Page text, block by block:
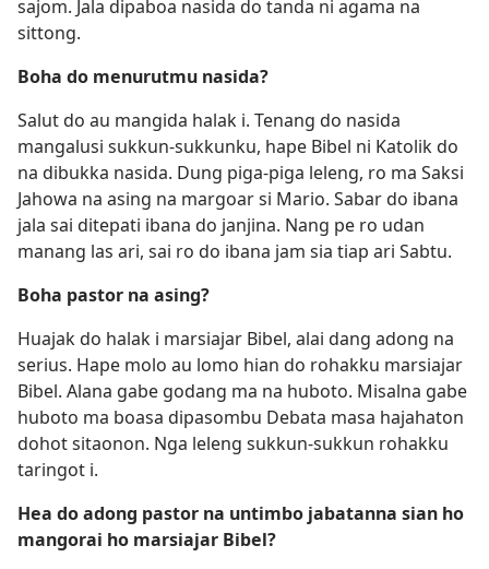
sajom. Jala dipaboa nasida do tanda ni agama na
sittong.
Boha do menurutmu nasida?
Salut do au mangida halak i. Tenang do nasida
mangalusi sukkun-sukkunku, hape Bibel ni Katolik do
na dibukka nasida. Dung piga-piga leleng, ro ma Saksi
Jahowa na asing na margoar si Mario. Sabar do ibana
jala sai ditepati ibana do janjina. Nang pe ro udan
manang las ari, sai ro do ibana jam sia tiap ari Sabtu.
Boha pastor na asing?
Huajak do halak i marsiajar Bibel, alai dang adong na
serius. Hape molo au lomo hian do rohakku marsiajar
Bibel. Alana gabe godang ma na huboto. Misalna gabe
huboto ma boasa dipasombu Debata masa hajahaton
dohot sitaonon. Nga leleng sukkun-sukkun rohakku
taringot i.
Hea do adong pastor na untimbo jabatanna sian ho
mangorai ho marsiajar Bibel?